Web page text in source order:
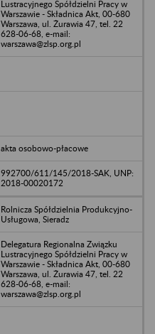
Lustracyjnego Spółdzielni Pracy w
Warszawie - Składnica Akt, 00-680
Warszawa, ul. Żurawia 47, tel. 22
628-06-68, e-mail:
warszawa@zlsp.org.pl
akta osobowo-płacowe
992700/611/145/2018-SAK, UNP:
2018-00020172
Rolnicza Spółdzielnia Produkcyjno-
Usługowa, Sieradz
Delegatura Regionalna Związku
Lustracyjnego Spółdzielni Pracy w
Warszawie - Składnica Akt, 00-680
Warszawa, ul. Żurawia 47, tel. 22
628-06-68, e-mail:
warszawa@zlsp.org.pl